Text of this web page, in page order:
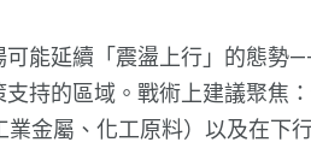
能延續「震盪上行」的態勢
持的區域。戰術上建議聚焦
金屬、化工原料）以及在下